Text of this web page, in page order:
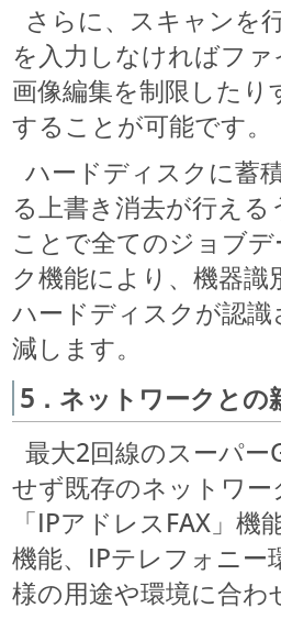
さらに、スキャンを
を入力しなければフ
画像編集を制限した
することが可能です。
ハードディスクに蓄
る上書き消去が行え
ことで全てのジョブ
ク機能により、機器
ハードディスクが認
減します。
5．ネットワークとの
最大2回線のスーパ
せず既存のネットワ
「IPアドレスFAX」
機能、IPテレフォニー
様の用途や環境に合